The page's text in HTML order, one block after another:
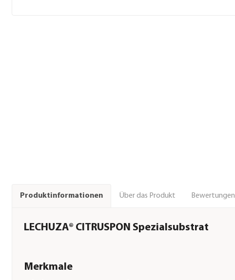
Produktinformationen Über das Produkt Bewertungen
LECHUZA® CITRUSPON Spezialsubstrat
Merkmale